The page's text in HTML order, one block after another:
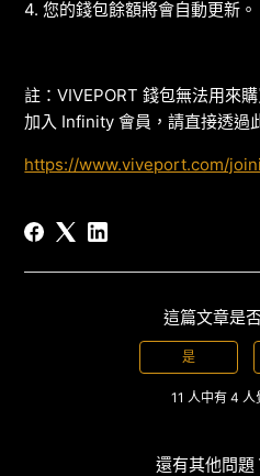
4. 您的錢包餘額將會自動更新。
註：VIVEPORT 錢包無法用來
加入 Infinity 會員，請直接透過
https://www.viveport.com/
這篇文章是
是
11 人中有 4 人
還有其他問題